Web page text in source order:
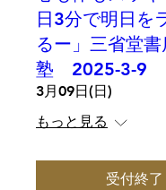
日3分で明日を
るー」三省堂
塾 2025-3-9
3月09日(日)
もっと見る
受付終了